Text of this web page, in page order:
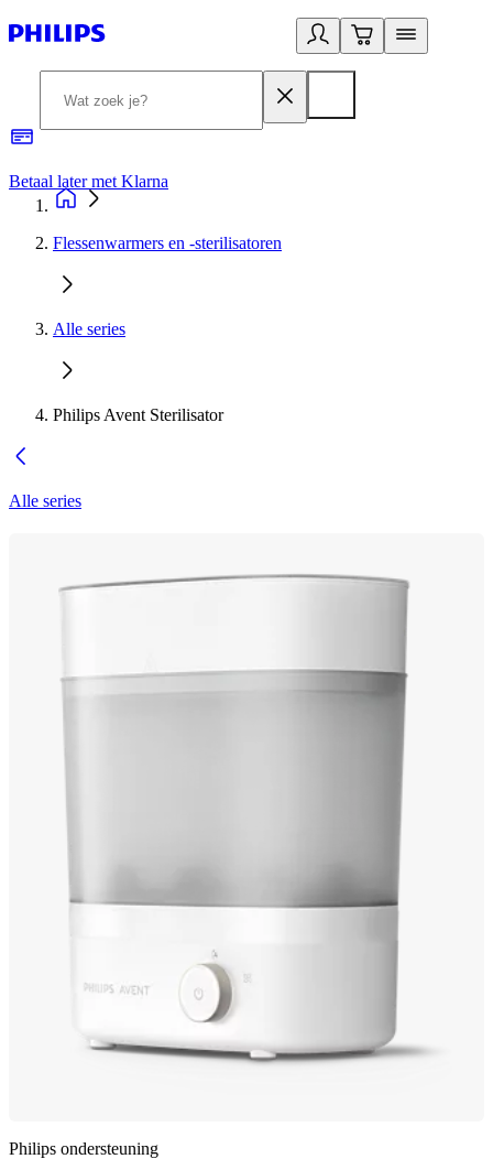
Betaal later met Klarna
Flessenwarmers en -sterilisatoren
Alle series
Philips Avent Sterilisator
Alle series
Philips ondersteuning